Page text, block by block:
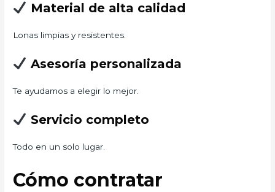
Material de alta calidad
Lonas limpias y resistentes.
Asesoría personalizada
Te ayudamos a elegir lo mejor.
Servicio completo
Todo en un solo lugar.
Cómo contratar